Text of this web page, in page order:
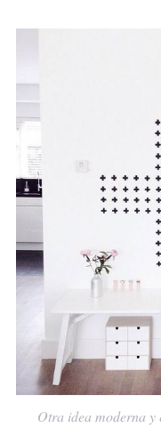
Otra idea moderna y